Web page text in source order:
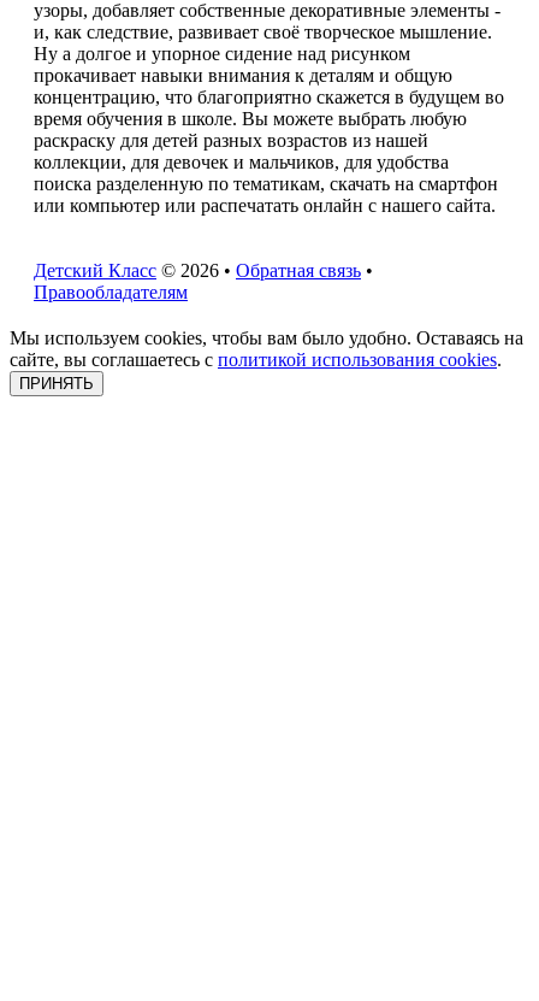
узоры, добавляет собственные декоративные элементы -
и, как следствие, развивает своё творческое мышление.
Ну а долгое и упорное сидение над рисунком
прокачивает навыки внимания к деталям и общую
концентрацию, что благоприятно скажется в будущем во
время обучения в школе. Вы можете выбрать любую
раскраску для детей разных возрастов из нашей
коллекции, для девочек и мальчиков, для удобства
поиска разделенную по тематикам, скачать на смартфон
или компьютер или распечатать онлайн с нашего сайта.
Детский Класс © 2026 • Обратная связь •
Правообладателям
Мы используем cookies, чтобы вам было удобно. Оставаясь на
сайте, вы соглашаетесь с политикой использования cookies.
ПРИНЯТЬ